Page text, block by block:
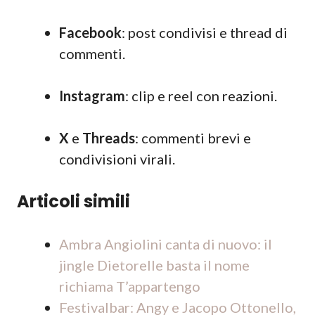
Facebook: post condivisi e thread di
commenti.
Instagram: clip e reel con reazioni.
X e Threads: commenti brevi e
condivisioni virali.
Articoli simili
Ambra Angiolini canta di nuovo: il
jingle Dietorelle basta il nome
richiama T’appartengo
Festivalbar: Angy e Jacopo Ottonello,